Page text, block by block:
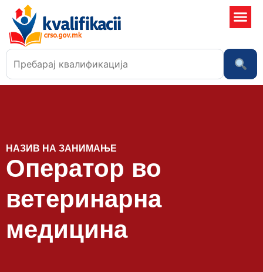
НАЗИВ НА ЗАНИМАЊЕ
Оператор во
ветеринарна
медицина